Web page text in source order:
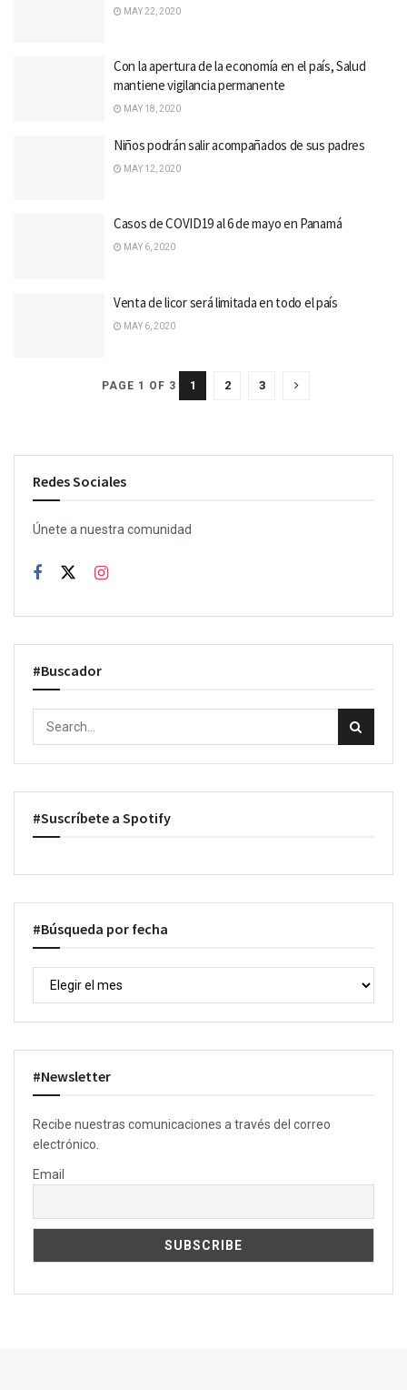
MAY 22, 2020
Con la apertura de la economía en el país, Salud
mantiene vigilancia permanente
MAY 18, 2020
Niños podrán salir acompañados de sus padres
MAY 12, 2020
Casos de COVID19 al 6 de mayo en Panamá
MAY 6, 2020
Venta de licor será limitada en todo el país
MAY 6, 2020
PAGE 1 OF 3 1 2 3
Redes Sociales
Únete a nuestra comunidad
#Buscador
#Suscríbete a Spotify
#Búsqueda por fecha
#Newsletter
Recibe nuestras comunicaciones a través del correo
electrónico.
Email